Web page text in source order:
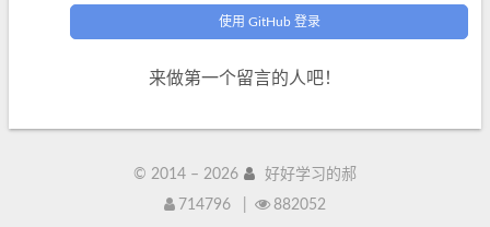
使用 GitHub 登录
来做第一个留言的人吧！
© 2014 – 2026
好好学习的郝
714796
882052